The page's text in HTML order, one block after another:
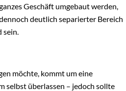
Geschäft umgebaut werden,
deutlich separierter Bereich
sein.
möchte, kommt um eine
selbst überlassen – jedoch sollte